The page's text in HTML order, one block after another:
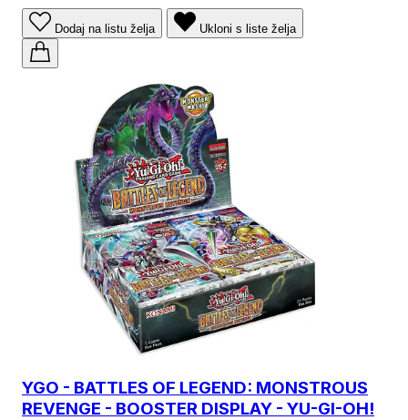
Dodaj na listu želja Ukloni s liste želja
YGO - BATTLES OF LEGEND: MONSTROUS
REVENGE - BOOSTER DISPLAY - YU-GI-OH!